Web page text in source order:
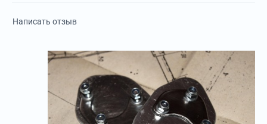
Написать отзыв